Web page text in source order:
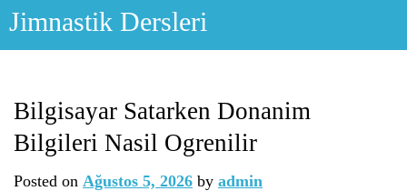
Skip
Jimnastik Dersleri
Bilgisayar Satarken Donanim
Bilgileri Nasil Ogrenilir
Posted on Ağustos 5, 2026 by admin